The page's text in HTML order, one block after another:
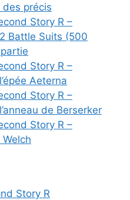
précis
Story R –
Battle Suits (500
Story R –
Aeterna
Story R –
de Berserker
Story R –
Story R